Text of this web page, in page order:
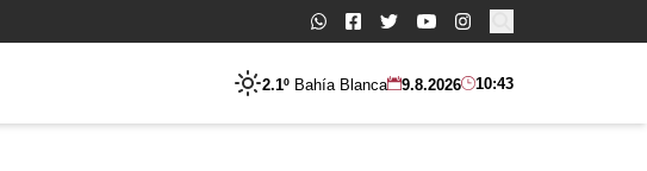
Buscar:
2.1º Bahía Blanca 9.8.2026 10:43